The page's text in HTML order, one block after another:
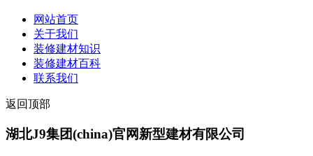
网站首页
关于我们
装修建材知识
装修建材百科
联系我们
返回顶部
湖北J9集团(china)官网新型建材有限公司